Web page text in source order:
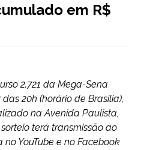
em R$
2.721 da Mega-Sena
20h (horário de Brasília),
na Avenida Paulista,
terá transmissão ao
YouTube e no Facebook